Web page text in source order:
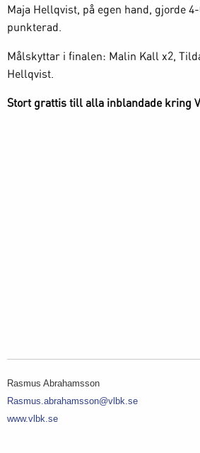
Maja Hellqvist, på egen hand, gjorde
punkterad.
Målskyttar i finalen: Malin Kall x2,
Hellqvist.
Stort grattis till alla inblandade kring
Rasmus Abrahamsson
Rasmus.abrahamsson@vlbk.se
www.vlbk.se